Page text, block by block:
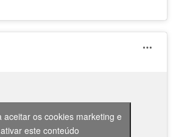
aceitar os cookies marketing e
ativar este conteúdo